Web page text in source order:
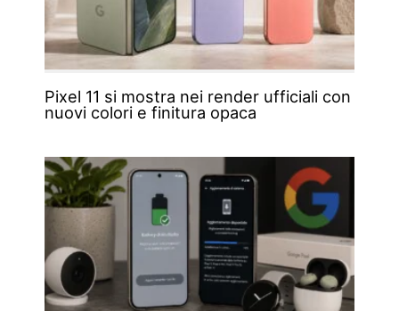
Pixel 11 si mostra nei render ufficiali con
nuovi colori e finitura opaca